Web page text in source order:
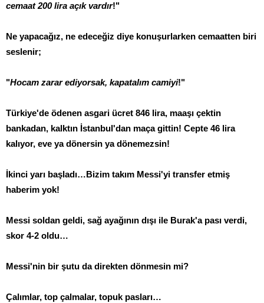
cemaat 200 lira açık vardır!"
Ne yapacağız, ne edeceğiz diye konuşurlarken cemaatten biri
seslenir;
"Hocam zarar ediyorsak, kapatalım camiyi!"
Türkiye'de ödenen asgari ücret 846 lira, maaşı çektin
bankadan, kalktın İstanbul'dan maça gittin! Cepte 46 lira
kalıyor, eve ya dönersin ya dönemezsin!
İkinci yarı başladı…Bizim takım Messi'yi transfer etmiş
haberim yok!
Messi soldan geldi, sağ ayağının dışı ile Burak'a pası verdi,
skor 4-2 oldu…
Messi'nin bir şutu da direkten dönmesin mi?
Çalımlar, top çalmalar, topuk pasları…